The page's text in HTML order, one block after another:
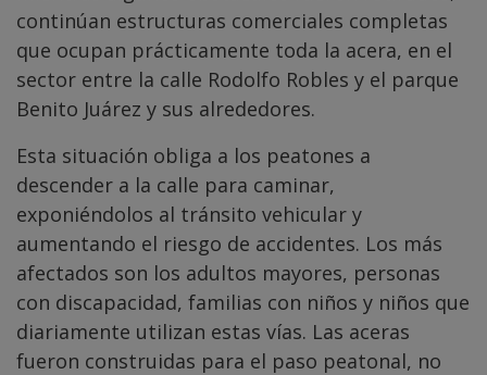
continúan estructuras comerciales completas
que ocupan prácticamente toda la acera, en el
sector entre la calle Rodolfo Robles y el parque
Benito Juárez y sus alrededores.
Esta situación obliga a los peatones a
descender a la calle para caminar,
exponiéndolos al tránsito vehicular y
aumentando el riesgo de accidentes. Los más
afectados son los adultos mayores, personas
con discapacidad, familias con niños y niños que
diariamente utilizan estas vías. Las aceras
fueron construidas para el paso peatonal, no